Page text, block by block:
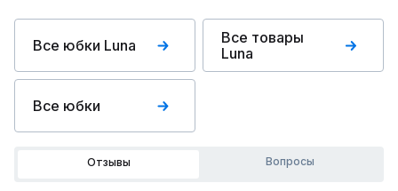
Все юбки Luna
Все товары
Luna
Все юбки
Отзывы Вопросы